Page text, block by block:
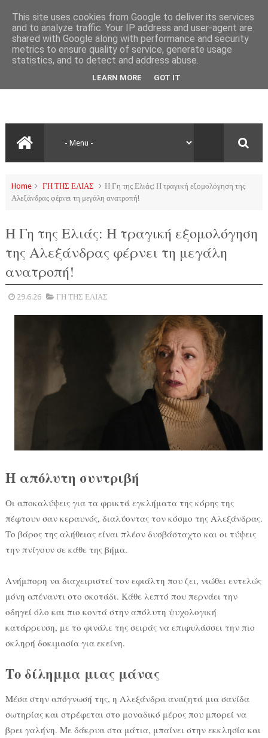
Home ΓΗ ΤΗΣ ΕΛΙΑΣ
Η Γη της Ελιάς: Η τραγική εξομολόγηση της
Αλεξάνδρας φέρνει τη μεγάλη ανατροπή!
Η Γη της Ελιάς: Η τραγική εξομολόγηση
της Αλεξάνδρας φέρνει τη μεγάλη
ανατροπή!
29.6.26 ΓΗ ΤΗΣ ΕΛΙΑΣ
Η απόλυτη συντριβή
Οι αποκαλύψεις για τα φρικτά εγκλήματα της κόρης της
πέφτουν σαν κεραυνός, διαλύοντας τον κόσμο της Αλεξάνδρας.
Το βάρος της αλήθειας είναι πλέον δυσβάσταχτο και οι τύψεις
την πνίγουν σε κάθε της βήμα.
Ανήμπορη να διαχειριστεί τον εφιάλτη που ζει, νιώθει εντελώς
μόνη απέναντι στο σκοτάδι. Κάθε λεπτό που περνάει την
οδηγεί όλο και πιο κοντά στην απόλυτη ψυχολογική
κατάρρευση, με το φινάλε της σειράς να επιφυλάσσει την πιο
σκληρή δοκιμασία για εκείνη.
Το δίλημμα μιας μάνας
Μέσα στην απόγνωσή της, η Αλεξάνδρα αναζητά μια σανίδα
σωτηρίας και στρέφεται στο μοναδικό μέρος που μπορεί να
βρει γαλήνη. Με δάκρυα στα μάτια, μπαίνει στην εκκλησία και
This site uses cookies from Google to deliver its services
and to analyze traffic. Your IP address and user-agent are
shared with Google along with performance and security
metrics to ensure quality of service, generate usage
statistics, and to detect and address abuse.
LEARN MORE GOT IT